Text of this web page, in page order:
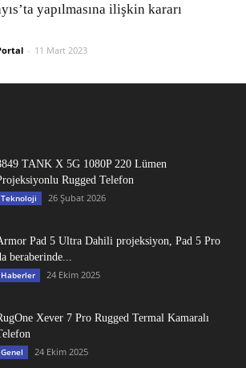
yapılmasına ilişkin kararı
- 11 Mart 2023
TANK X 5G 1080P 220 Lümen
Rugged Telefon
Teknoloji 26 Şubat 2026
Pad 5 Ultra Dahili projeksiyon, Pad 5 Pro
beraberinde...
Haberler 24 Ekim 2025
Xever 7 Pro Rugged Termal Kamaralı
Genel 24 Ekim 2025